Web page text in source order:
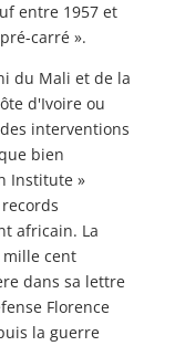
entre 1957 et
carré ».
du Mali et de la
d'Ivoire ou
interventions
bien
Institute »
africain. La
mille cent
dans sa lettre
Florence
la guerre